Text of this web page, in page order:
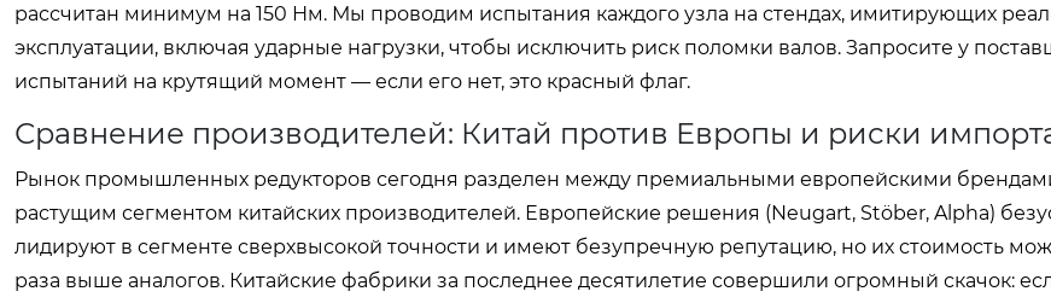
рассчитан минимум на 150 Нм. Мы проводим испытания каждого узла на стендах, имитирующих
эксплуатации, включая ударные нагрузки, чтобы исключить риск поломки валов. Запросите у
испытаний на крутящий момент — если его нет, это красный флаг.
Сравнение производителей: Китай против Европы и риски
Рынок промышленных редукторов сегодня разделен между премиальными европейскими
растущим сегментом китайских производителей. Европейские решения (Neugart, Stöber, Alpha)
лидируют в сегменте сверхвысокой точности и имеют безупречную репутацию, но их стоимость
раза выше аналогов. Китайские фабрики за последнее десятилетие совершили огромный скачок: